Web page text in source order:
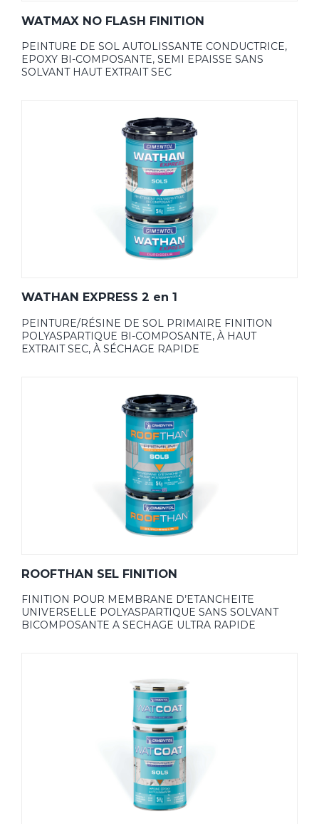
WATMAX NO FLASH FINITION
PEINTURE DE SOL AUTOLISSANTE CONDUCTRICE,
EPOXY BI-COMPOSANTE, SEMI EPAISSE SANS
SOLVANT HAUT EXTRAIT SEC
WATHAN EXPRESS 2 en 1
PEINTURE/RÉSINE DE SOL PRIMAIRE FINITION
POLYASPARTIQUE BI-COMPOSANTE, À HAUT
EXTRAIT SEC, À SÉCHAGE RAPIDE
ROOFTHAN SEL FINITION
FINITION POUR MEMBRANE D’ETANCHEITE
UNIVERSELLE POLYASPARTIQUE SANS SOLVANT
BICOMPOSANTE A SECHAGE ULTRA RAPIDE